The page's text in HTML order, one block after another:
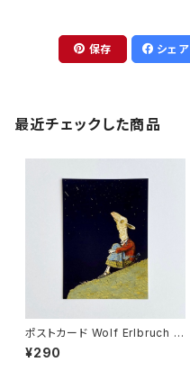
保存 シェア
最近チェックした商品
ポストカード Wolf Erlbruch 夜
空
¥290